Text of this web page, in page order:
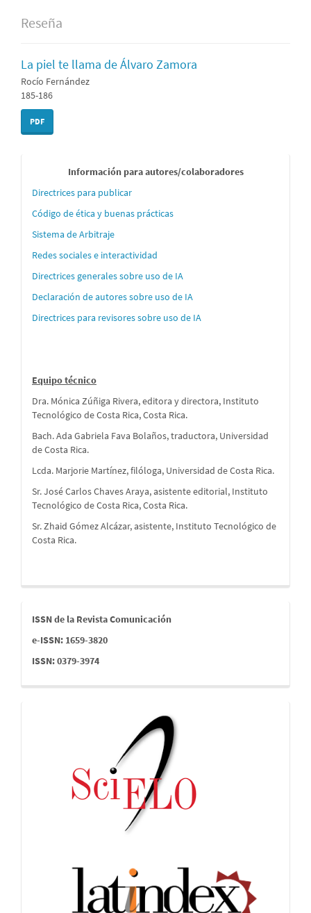
Reseña
La piel te llama de Álvaro Zamora
Rocío Fernández
185-186
PDF
Informaci
´´on
para
autores
Información para autores/colaboradores
Directrices para publicar
Código de ética y buenas prácticas
Sistema de Arbitraje
Redes sociales e interactividad
Directrices generales sobre uso de IA
Declaración de autores sobre uso de IA
Directrices para revisores sobre uso de IA
Equipo técnico
Dra. Mónica Zúñiga Rivera, editora y directora, Instituto
Tecnológico de Costa Rica, Costa Rica.
Bach. Ada Gabriela Fava Bolaños, traductora, Universidad
de Costa Rica.
Lcda. Marjorie Martínez, filóloga, Universidad de Costa Rica.
Sr. José Carlos Chaves Araya, asistente editorial, Instituto
Tecnológico de Costa Rica, Costa Rica.
Sr. Zhaid Gómez Alcázar, asistente, Instituto Tecnológico de
Costa Rica.
issn
ISSN de la Revista Comunicación
e-ISSN: 1659-3820
ISSN: 0379-3974